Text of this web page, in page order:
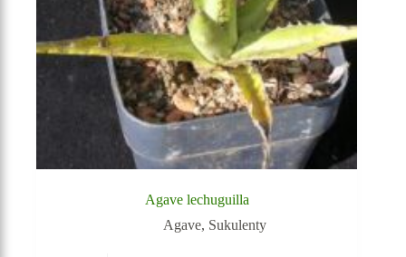
Agave lechuguilla
Agave, Sukulenty